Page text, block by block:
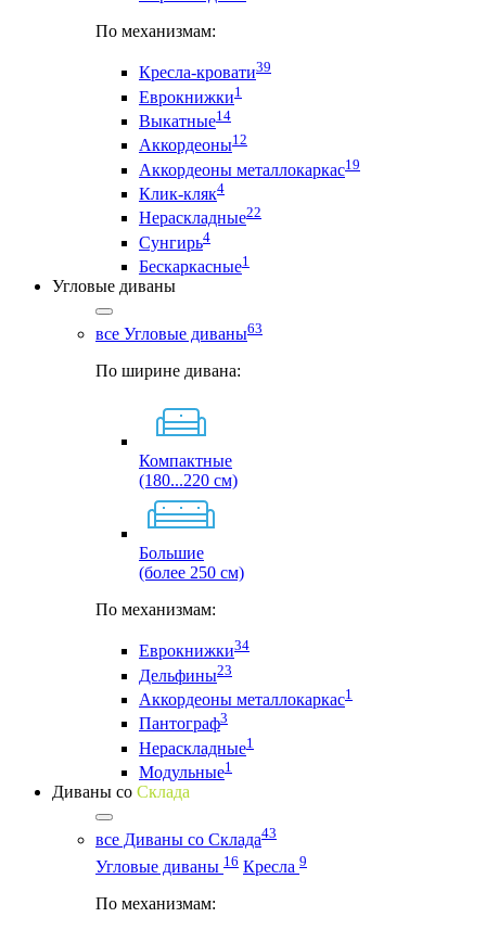
По механизмам:
Кресла-кровати39
Еврокнижки1
Выкатные14
Аккордеоны12
Аккордеоны металлокаркас19
Клик-кляк4
Нераскладные22
Сунгирь4
Бескаркасные1
Угловые диваны
все Угловые диваны63
По ширине дивана:
Компактные
(180...220 см)
Большие
(более 250 см)
По механизмам:
Еврокнижки34
Дельфины23
Аккордеоны металлокаркас1
Пантограф3
Нераскладные1
Модульные1
Диваны со Склада
все Диваны со Склада43
Угловые диваны 16 Кресла 9
По механизмам: